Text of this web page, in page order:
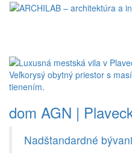
dom AGN |
Nadštandardné